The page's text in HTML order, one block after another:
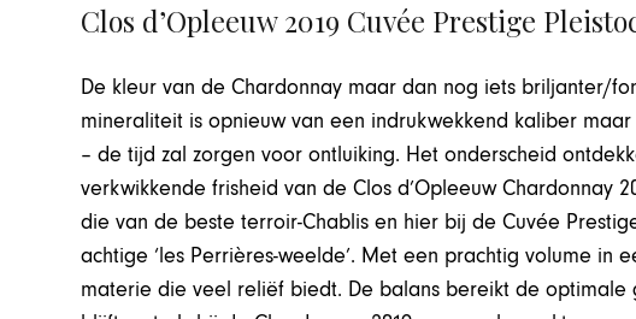
Clos d’Opleeuw 2019 Cuvée Prestige
De kleur van de Chardonnay maar dan nog iets briljanter/
mineraliteit is opnieuw van een indrukwekkend kaliber
– de tijd zal zorgen voor ontluiking. Het onderscheid
verkwikkende frisheid van de Clos d’Opleeuw Chardonnay
die van de beste terroir-Chablis en hier bij de Cuvée
achtige ‘les Perrières-weelde’. Met een prachtig volume in
materie die veel reliëf biedt. De balans bereikt de optimale